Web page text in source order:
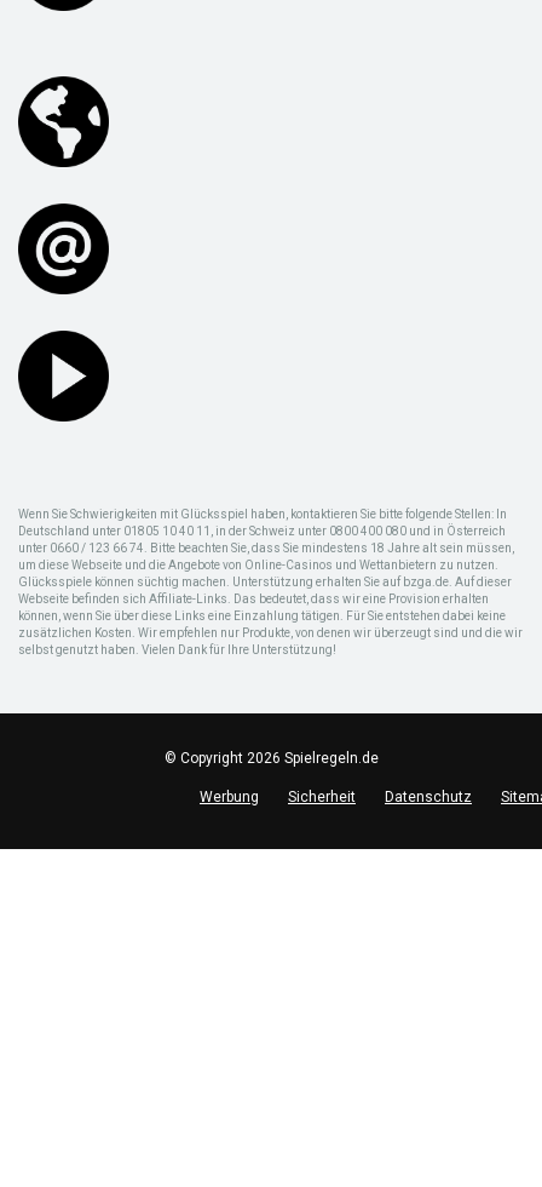
Wenn Sie Schwierigkeiten mit Glücksspiel haben, kontaktieren Sie bitte folgende Stellen: In
Deutschland unter 01805 10 40 11, in der Schweiz unter 0800 400 080 und in Österreich
unter 0660 / 123 66 74. Bitte beachten Sie, dass Sie mindestens 18 Jahre alt sein müssen,
um diese Webseite und die Angebote von Online-Casinos und Wettanbietern zu nutzen.
Glücksspiele können süchtig machen. Unterstützung erhalten Sie auf bzga.de. Auf dieser
Webseite befinden sich Affiliate-Links. Das bedeutet, dass wir eine Provision erhalten
können, wenn Sie über diese Links eine Einzahlung tätigen. Für Sie entstehen dabei keine
zusätzlichen Kosten. Wir empfehlen nur Produkte, von denen wir überzeugt sind und die wir
selbst genutzt haben. Vielen Dank für Ihre Unterstützung!
© Copyright 2026 Spielregeln.de
Werbung Sicherheit Datenschutz